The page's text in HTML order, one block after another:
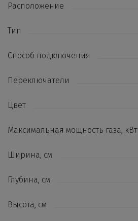
Расположение
Тип
Способ подключения
Переключатели
Цвет
Максимальная мощность газа, кВт
Ширина, см
Глубина, см
Высота, см